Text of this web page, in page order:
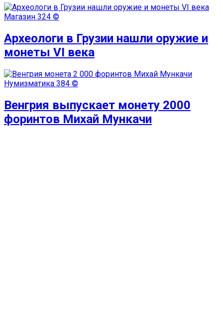
Магазин 324 ©
Археологи в Грузии нашли оружие и
монеты VI века
Нумизматика 384 ©
Венгрия выпускает монету 2000
форинтов Михай Мункачи